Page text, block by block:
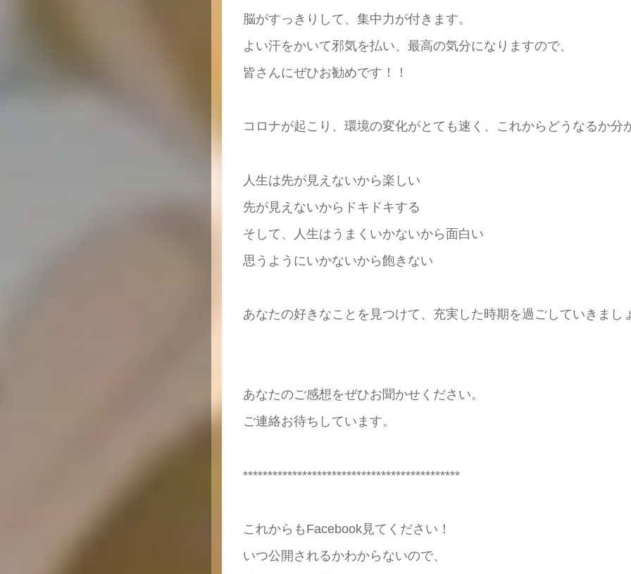
脳がすっきりして、集中力が付きます。
よい汗をかいて邪気を払い、最高の気分になりますので、
皆さんにぜひお勧めです！！
コロナが起こり、環境の変化がとても速く、これからどうなるか分
人生は先が見えないから楽しい
先が見えないからドキドキする
そして、人生はうまくいかないから面白い
思うようにいかないから飽きない
あなたの好きなことを見つけて、充実した時期を過ごしていきまし
あなたのご感想をぜひお聞かせください。
ご連絡お待ちしています。
********************************************
これからもFacebook見てください！
いつ公開されるかわからないので、